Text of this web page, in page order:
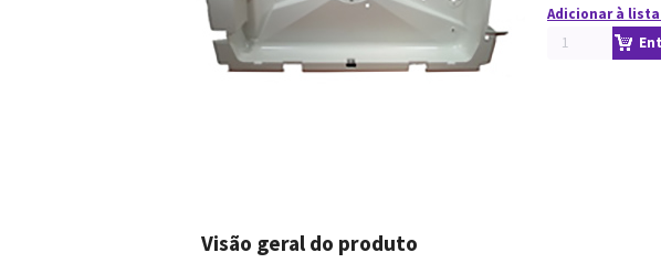
Adicionar à lista
Visão geral do produto